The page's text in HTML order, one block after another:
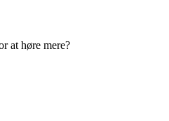
at høre mere?